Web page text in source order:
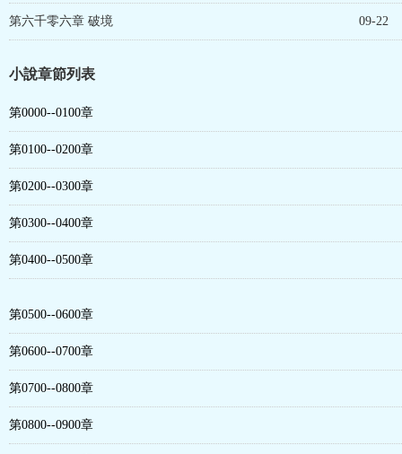
第六千零六章 破境 09-22
小說章節列表
第0000--0100章
第0100--0200章
第0200--0300章
第0300--0400章
第0400--0500章
第0500--0600章
第0600--0700章
第0700--0800章
第0800--0900章